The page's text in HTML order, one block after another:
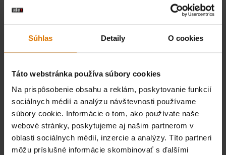
Súhlas Detaily O cookies
Táto webstránka používa súbory cookies
Na prispôsobenie obsahu a reklám, poskytovanie funkcií
sociálnych médií a analýzu návštevnosti používame
súbory cookie. Informácie o tom, ako používate naše
webové stránky, poskytujeme aj našim partnerom v
oblasti sociálnych médií, inzercie a analýzy. Títo partneri
môžu príslušné informácie skombinovať s ďalšími